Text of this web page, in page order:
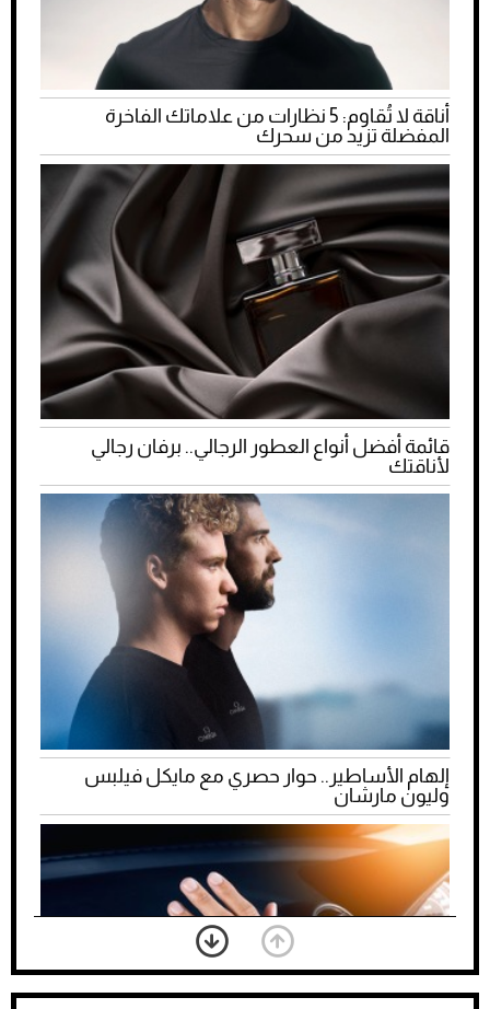
أناقة لا تُقاوم: 5 نظارات من علاماتك الفاخرة
المفضلة تزيد من سحرك
قائمة أفضل أنواع العطور الرجالي.. برفان رجالي
لأناقتك
إلهام الأساطير.. حوار حصري مع مايكل فيلبس
وليون مارشان